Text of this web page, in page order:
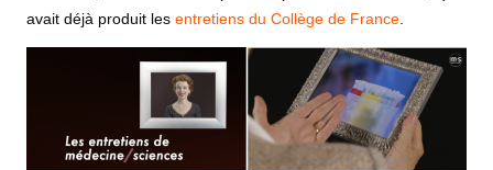
avait déjà produit les entretiens du Collège de France.